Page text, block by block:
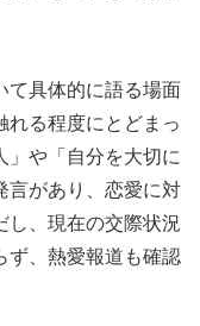
て具体的に語る場面
れる程度にとどまっ
」や「自分を大切に
言があり、恋愛に対
し、現在の交際状況
ず、熱愛報道も確認